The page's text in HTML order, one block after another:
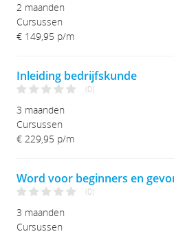
2 maanden
Cursussen
€ 149,95 p/m
Inleiding bedrijfskunde
(0)
3 maanden
Cursussen
€ 229,95 p/m
Word voor beginners en
(0)
3 maanden
Cursussen